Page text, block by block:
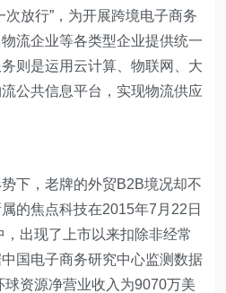
次放行”，为开展跨境电子商务
流企业等各类型企业提供统一
则是运用云计算、物联网、大
公共信息平台，实现物流供应
下，老牌的外贸B2B境况却不
的焦点科技在2015年7月22日
出现了上市以来扣除非经常
国电子商务研究中心监测数据
资源净营业收入为9070万美